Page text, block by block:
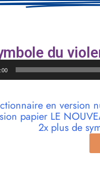
du
en version
papier LE
2x plus de